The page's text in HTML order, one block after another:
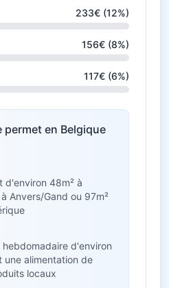
233€ (12%)
156€ (8%)
117€ (6%)
permet en Belgique
d'environ 48m² à
Anvers/Gand ou 97m²
d'environ
une alimentation de
locaux